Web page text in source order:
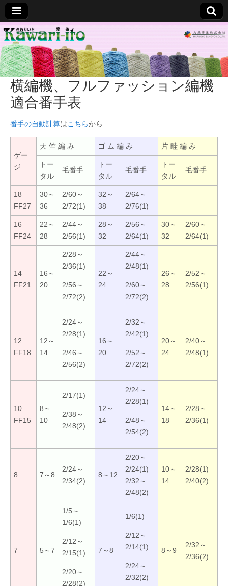
変
糸
■
か
わ
り
い
と
■
横編機、フルファッション編機
適合番手表
番手の自動計算はこちらから
ゲー
ジ
天 竺 編 み ゴ ム 編 み 片 畦 編 み
トー
タル
毛番手
トー
タル
毛番手
トー
タル
毛番手
18
FF27
30～
36
2/60～
2/72(1)
32～
38
2/64～
2/76(1)
16
FF24
22～
28
2/44～
2/56(1)
28～
32
2/56～
2/64(1)
30～
32
2/60～
2/64(1)
14
FF21
16～
20
2/28～
2/36(1)
2/56～
2/72(2)
22～
24
2/44～
2/48(1)
2/60～
2/72(2)
26～
28
2/52～
2/56(1)
12
FF18
12～
14
2/24～
2/28(1)
2/46～
2/56(2)
16～
20
2/32～
2/42(1)
2/52～
2/72(2)
20～
24
2/40～
2/48(1)
10
FF15
8～
10
2/17(1)
2/38～
2/48(2)
12～
14
2/24～
2/28(1)
2/48～
2/54(2)
14～
18
2/28～
2/36(1)
8 7～8
2/24～
2/34(2)
8～12
2/20～
2/24(1)
2/32～
2/48(2)
10～
14
2/28(1)
2/40(2)
7 5～7
1/5～
1/6(1)
2/12～
2/15(1)
2/20～
2/28(2)
7～8
1/6(1)
2/12～
2/14(1)
2/24～
2/32(2)
8～9
2/32～
2/36(2)